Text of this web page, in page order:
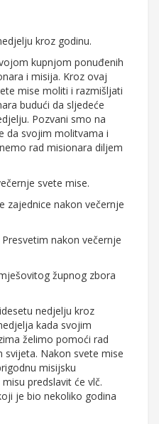
kroz godinu.
kupnjom ponuđenih
i misija. Kroz ovaj
mise moliti i razmišljati
budući da sljedeće
Pozvani smo na
da svojim molitvama i
rad misionara diljem
svete mise.
zajednice nakon večernje
nakon večernje
župnog zbora
nedjelju kroz
kada svojim
želimo pomoći rad
Nakon svete mise
misijsku
predslavit će vlč.
je bio nekoliko godina